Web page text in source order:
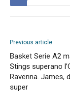
Previous article
Basket Serie A2
Stings superano
Ravenna. James,
super